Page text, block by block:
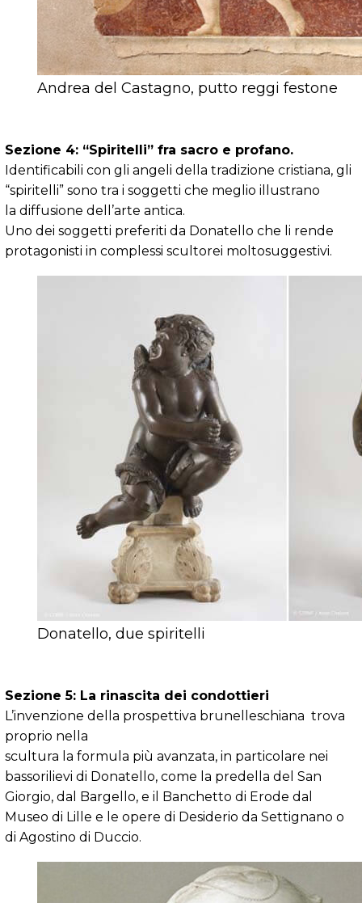
Andrea del Castagno, putto reggi festone
Sezione 4: “Spiritelli” fra sacro e profano.
Identificabili con gli angeli della tradizione cristiana, gli
“spiritelli” sono tra i soggetti che meglio illustrano
la diffusione dell’arte antica.
Uno dei soggetti preferiti da Donatello che li rende
protagonisti in complessi scultorei moltosuggestivi.
Donatello, due spiritelli
Sezione 5: La rinascita dei condottieri
L’invenzione della prospettiva brunelleschiana trova
proprio nella
scultura la formula più avanzata, in particolare nei
bassorilievi di Donatello, come la predella del San
Giorgio, dal Bargello, e il Banchetto di Erode dal
Museo di Lille e le opere di Desiderio da Settignano o
di Agostino di Duccio.